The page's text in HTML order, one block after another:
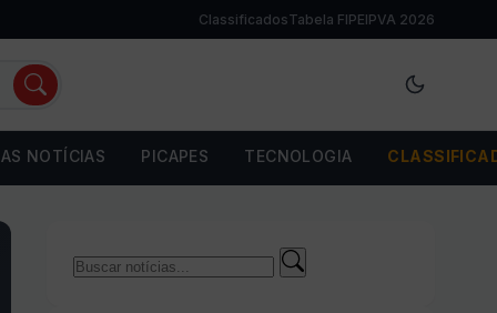
ClassificadosTabela FIPEIPVA 2026
NOTÍCIAS PICAPES TECNOLOGIA
Buscar
Buscar